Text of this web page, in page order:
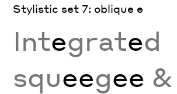
Stylistic set 7: oblique e
Integrated
squeegee &